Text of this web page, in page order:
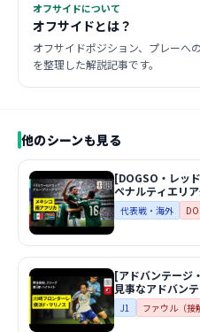
オフサイドについて
オフサイドとは？
オフサイドポジション、プレーへ
を整理した解説記事です。
他のシーンも見る
[DOGSO・レッ
ペナルティエリ
地点のサポート |
A第1節 メキシ
代表戦・海外
[アドバンテージ
見事なアドバン
2025年 J1 第5節
スJ1 ファウル（接